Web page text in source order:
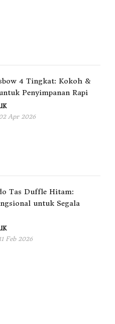
4 Tingkat: Kokoh &
Penyimpanan Rapi
Apr 2026
Tas Duffle Hitam:
untuk Segala
11 Feb 2026